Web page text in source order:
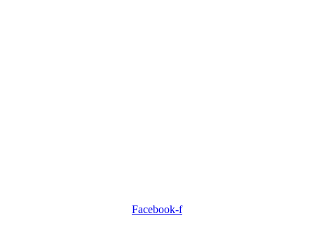
Facebook-f